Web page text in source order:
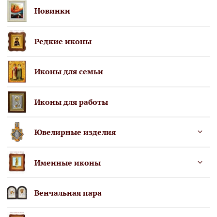
Новинки
Редкие иконы
Иконы для семьи
Иконы для работы
Ювелирные изделия
Именные иконы
Венчальная пара